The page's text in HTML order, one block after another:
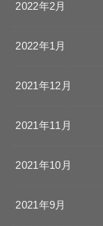
2022年2月
2022年1月
2021年12月
2021年11月
2021年10月
2021年9月